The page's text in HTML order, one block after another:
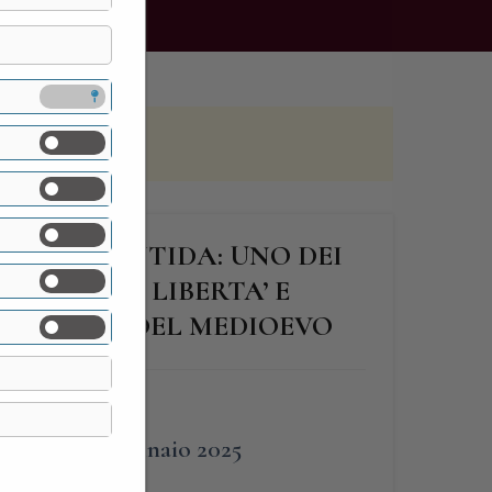
DI PONTIDA: UNO DEI
DI LIBERTA’ E
SOLO DEL MEDIOEVO
18 Gennaio 2025